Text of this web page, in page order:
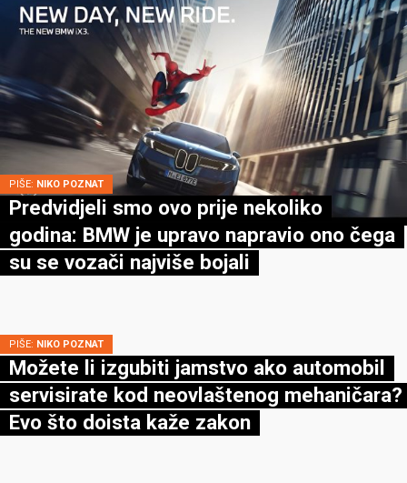
PIŠE: NIKO POZNAT
Predvidjeli smo ovo prije nekoliko
godina: BMW je upravo napravio ono čega
su se vozači najviše bojali
PIŠE: NIKO POZNAT
Možete li izgubiti jamstvo ako automobil
servisirate kod neovlaštenog mehaničara?
Evo što doista kaže zakon